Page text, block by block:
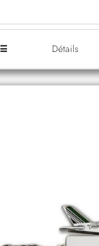
Détails